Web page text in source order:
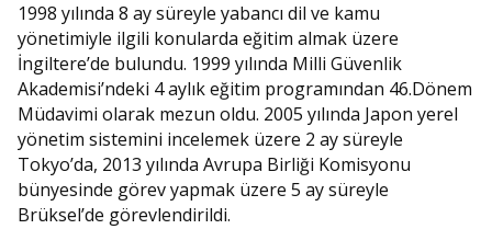
1998 yılında 8 ay süreyle yabancı dil ve kamu
yönetimiyle ilgili konularda eğitim almak üzere
İngiltere’de bulundu. 1999 yılında Milli Güvenlik
Akademisi’ndeki 4 aylık eğitim programından 46.Dönem
Müdavimi olarak mezun oldu. 2005 yılında Japon yerel
yönetim sistemini incelemek üzere 2 ay süreyle
Tokyo’da, 2013 yılında Avrupa Birliği Komisyonu
bünyesinde görev yapmak üzere 5 ay süreyle
Brüksel’de görevlendirildi.